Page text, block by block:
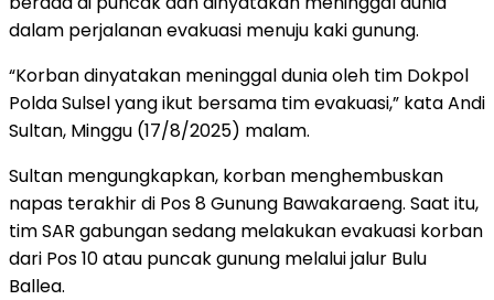
dalam perjalanan evakuasi menuju kaki gunung.
“Korban dinyatakan meninggal dunia oleh tim Dokpol
Polda Sulsel yang ikut bersama tim evakuasi,” kata Andi
Sultan, Minggu (17/8/2025) malam.
Sultan mengungkapkan, korban menghembuskan
napas terakhir di Pos 8 Gunung Bawakaraeng. Saat itu,
tim SAR gabungan sedang melakukan evakuasi korban
dari Pos 10 atau puncak gunung melalui jalur Bulu
Ballea.